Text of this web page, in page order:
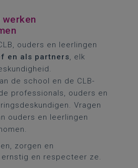
werken
ouders en leerlingen
en als partners, elk
de school en de CLB-
professionals, ouders en
Vragen
ouders en leerlingen
zorgen en
en respecteer ze.